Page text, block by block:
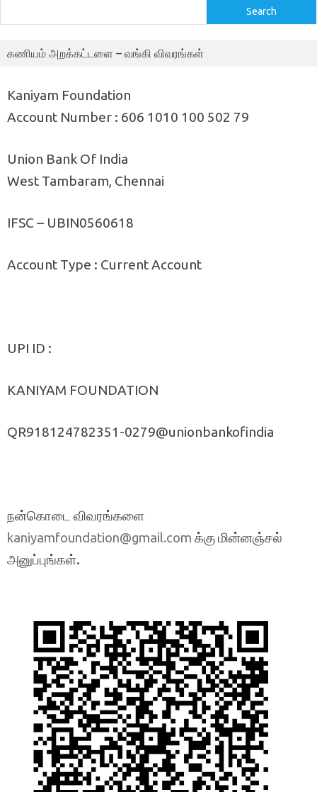
Search
கணியம் அறக்கட்டளை – வங்கி விவரங்கள்
Kaniyam Foundation
Account Number : 606 1010 100 502 79
Union Bank Of India
West Tambaram, Chennai
IFSC – UBIN0560618
Account Type : Current Account
UPI ID :
KANIYAM FOUNDATION
QR918124782351-0279@unionbankofindia
நன்கொடை விவரங்களை
kaniyamfoundation@gmail.com க்கு மின்னஞ்சல்
அனுப்புங்கள்.